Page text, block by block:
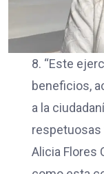
8. “Este
beneficios,
a la
respetuosas
Alicia Flores